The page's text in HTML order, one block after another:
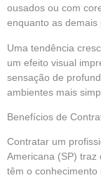
ousados ou com
enquanto as
Uma tendência
um efeito visual
sensação de
ambientes mais
Benefícios de
Contratar um
Americana (SP) traz
têm o